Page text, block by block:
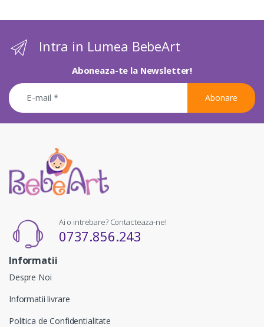
Intra in Lumea BebeArt
Aboneaza-te la Newsletter!
Abonare
Ai o intrebare? Contacteaza-ne!
0737.856.243
Informatii
Despre Noi
Informatii livrare
Politica de Confidentialitate